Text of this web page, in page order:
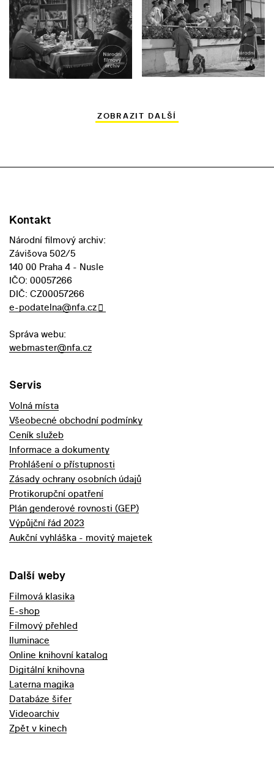
ZOBRAZIT DALŠÍ
Kontakt
Národní filmový archiv:
Závišova 502/5
140 00 Praha 4 - Nusle
IČO: 00057266
DIČ: CZ00057266
e-podatelna@nfa.cz
Správa webu:
webmaster@nfa.cz
Servis
Volná místa
Všeobecné obchodní podmínky
Ceník služeb
Informace a dokumenty
Prohlášení o přístupnosti
Zásady ochrany osobních údajů
Protikorupční opatření
Plán genderové rovnosti (GEP)
Výpůjční řád 2023
Aukční vyhláška - movitý majetek
Další weby
Filmová klasika
E-shop
Filmový přehled
Iluminace
Online knihovní katalog
Digitální knihovna
Laterna magika
Databáze šifer
Videoarchiv
Zpět v kinech